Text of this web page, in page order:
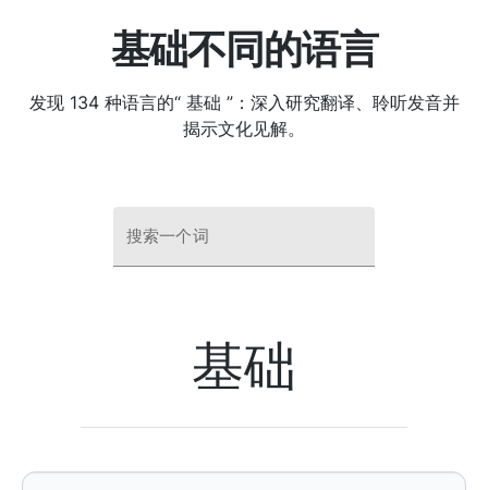
基础不同的语言
发现 134 种语言的“ 基础 ”：深入研究翻译、聆听发音并
揭示文化见解。
搜索一个词
基础